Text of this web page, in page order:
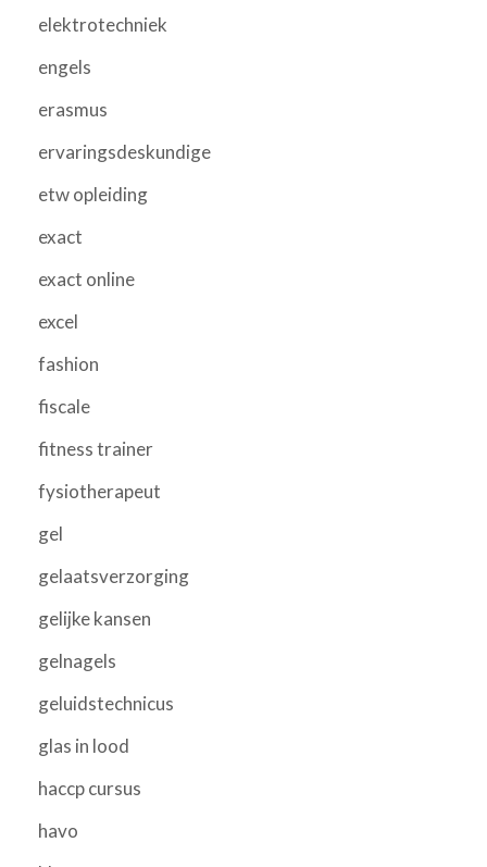
elektrotechniek
engels
erasmus
ervaringsdeskundige
etw opleiding
exact
exact online
excel
fashion
fiscale
fitness trainer
fysiotherapeut
gel
gelaatsverzorging
gelijke kansen
gelnagels
geluidstechnicus
glas in lood
haccp cursus
havo